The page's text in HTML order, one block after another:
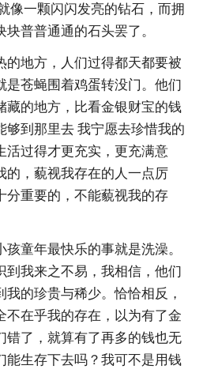
像一颗闪闪发亮的钻石，而拥
普普通通的石头罢了。
的地方，人们过得都天都要被
是苍蝇围着鸡蛋转没门。他们
藏的地方，比看金银财宝的钱
够到那里去 我宁愿去珍惜我的
活过得才更充实，更充满意
的，藐视我存在的人一点厉
分重要的，不能藐视我的存
童年最快乐的事就是洗澡。
到我来之不易，我相信，他们
的珍贵与稀少。恰恰相反，
不在乎我的存在，以为有了金
错了，就算有了再多的钱也无
能生存下去吗？我可不是用钱